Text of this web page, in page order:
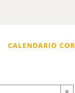
CALENDARIO
×